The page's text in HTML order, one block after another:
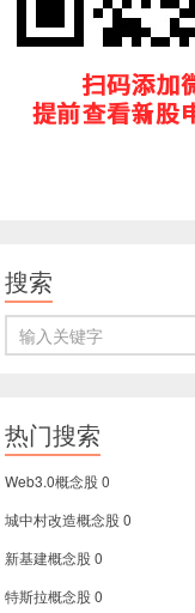
搜索
热门搜索
Web3.0概念股0
城中村改造概念股0
新基建概念股0
特斯拉概念股0